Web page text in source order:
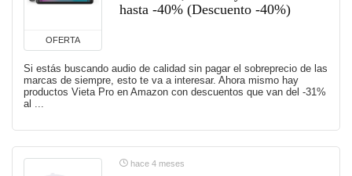
OFERTA
hasta -40% (Descuento -40%)
Si estás buscando audio de calidad sin pagar el sobreprecio de las
marcas de siempre, esto te va a interesar. Ahora mismo hay
productos Vieta Pro en Amazon con descuentos que van del -31%
al ...
hace 4 meses